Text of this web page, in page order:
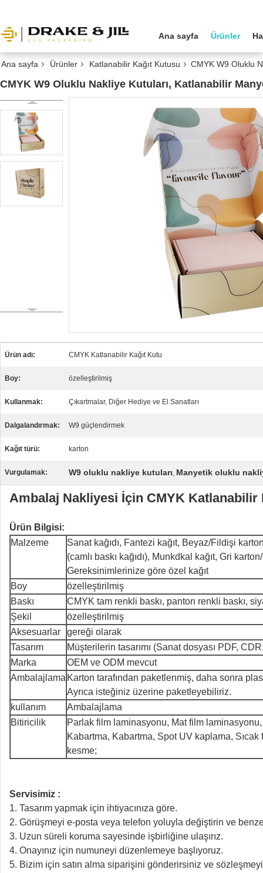
Ana sayfa Ürünler
Ana sayfa Ürünler Katlanabilir Kağıt Kutusu CMYK W9 Oluklu
CMYK W9 Oluklu Nakliye Kutuları, Katlanabilir
Ürün adı: CMYK Katlanabilir Kağıt Kutu
Boy: özelleştirilmiş
Kullanmak: Çıkartmalar, Diğer Hediye ve El Sanatları
Dalgalandırmak: W9 güçlendirmek
Kağıt türü: karton
Vurgulamak: W9 oluklu nakliye kutuları, Manyetik oluklu
Ambalaj Nakliyesi İçin CMYK Katlanabilir
Ürün Bilgisi:
Malzeme
Sanat kağıdı, Fantezi kağıt, Beyaz/Fildişi
(camlı baskı kağıdı), Munkdkal kağıt, Gri
Gereksinimlerinize göre özel kağıt
Boy
özelleştirilmiş
Baskı
CMYK tam renkli baskı, panton renkli baskı,
Şekil
özelleştirilmiş
Aksesuarlar
gereği olarak
Tasarım
Müşterilerin tasarımı (Sanat dosyası PDF,
Marka
OEM ve ODM mevcut
Ambalajlama Karton tarafından paketlenmiş, daha sonra
Ayrıca isteğiniz üzerine paketleyebiliriz.
kullanım
Ambalajlama
Bitiricilik
Parlak film laminasyonu, Mat film
Kabartma, Kabartma, Spot UV kaplama, Sıcak
kesme;
Servisimiz :
1. Tasarım yapmak için ihtiyacınıza göre.
2. Görüşmeyi e-posta veya telefon yoluyla değiştirin ve
3. Uzun süreli koruma sayesinde işbirliğine ulaşırız.
4. Onayınız için numuneyi düzenlemeye başlıyoruz.
5. Bizim için satın alma siparişini gönderirsiniz ve